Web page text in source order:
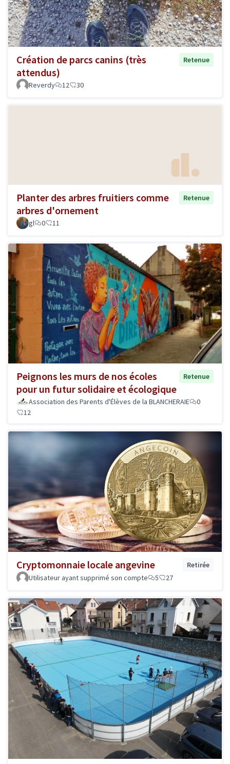
Création de parcs canins (très
attendus)
Retenue
Reverdy 12 30
Planter des arbres fruitiers comme
arbres d'ornement
Retenue
gl 0 11
Peignons les murs de nos écoles
pour un futur solidaire et écologique
Retenue
Association des Parents d'Élèves de la BLANCHERAIE
0
12
Cryptomonnaie locale angevine
Retirée
Utilisateur ayant supprimé son compte
5 27